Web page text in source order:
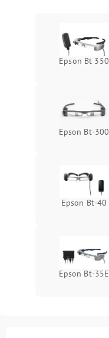
перенапряжения
Повреждение системы
защиты от перегрузок
Epson Bt 350
Epson Bt-300
Epson Bt-40
Epson Bt-35E